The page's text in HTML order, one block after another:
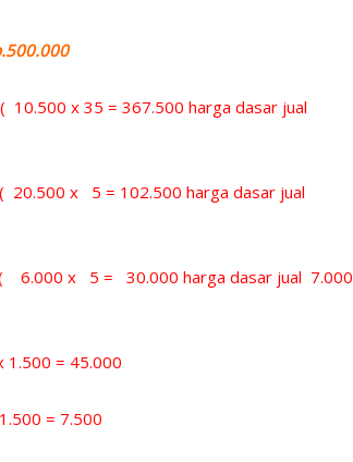
10.500 x 35 = 367.500 harga dasar jual
20.500 x 5 = 102.500 harga dasar jual
6.000 x 5 = 30.000 harga dasar jual 7.000
= 45.000
= 7.500